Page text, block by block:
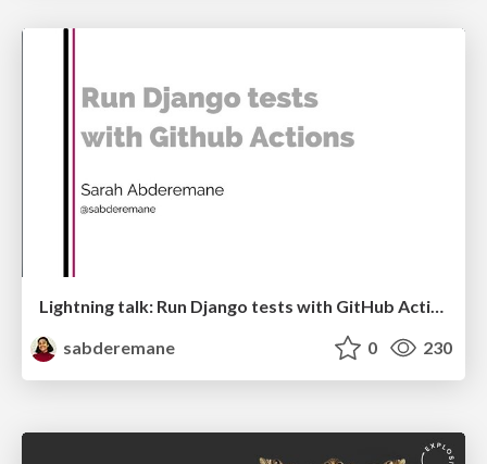
Lightning talk: Run Django tests with GitHub Actions
sabderemane
0 230